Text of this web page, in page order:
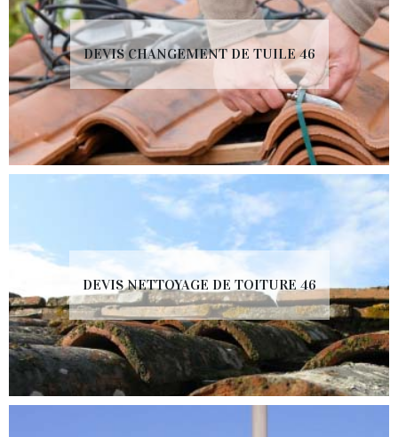
DEVIS CHANGEMENT DE TUILE 46
DEVIS NETTOYAGE DE TOITURE 46